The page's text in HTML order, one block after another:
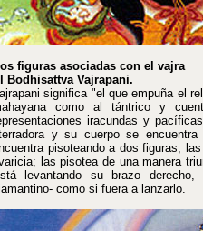
figuras asociadas con el vajra
Bodhisattva Vajrapani.
significa "el que empuña el
como al tántrico y
iracundas y
y su cuerpo se
pisoteando a dos figuras,
las pisotea de una manera
levantando su brazo
como si fuera a lanzarlo.